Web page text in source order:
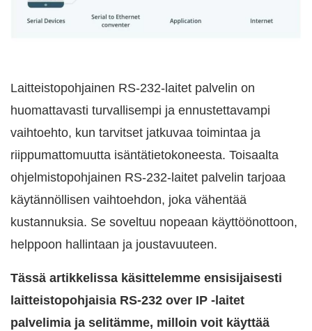
Laitteistopohjainen RS-232-laitet palvelin on
huomattavasti turvallisempi ja ennustettavampi
vaihtoehto, kun tarvitset jatkuvaa toimintaa ja
riippumattomuutta isäntätietokoneesta. Toisaalta
ohjelmistopohjainen RS-232-laitet palvelin tarjoaa
käytännöllisen vaihtoehdon, joka vähentää
kustannuksia. Se soveltuu nopeaan käyttöönottoon,
helppoon hallintaan ja joustavuuteen.
Tässä artikkelissa käsittelemme ensisijaisesti
laitteistopohjaisia RS-232 over IP -laitet
palvelimia ja selitämme, milloin voit käyttää